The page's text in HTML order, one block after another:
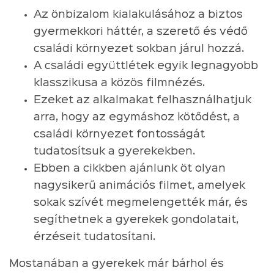
Az önbizalom kialakulásához a biztos
gyermekkori háttér, a szerető és védő
családi környezet sokban járul hozzá.
A családi együttlétek egyik legnagyobb
klasszikusa a közös filmnézés.
Ezeket az alkalmakat felhasználhatjuk
arra, hogy az egymáshoz kötődést, a
családi környezet fontosságát
tudatosítsuk a gyerekekben.
Ebben a cikkben ajánlunk öt olyan
nagysikerű animációs filmet, amelyek
sokak szívét megmelengették már, és
segíthetnek a gyerekek gondolatait,
érzéseit tudatosítani.
Mostanában a gyerekek már bárhol és